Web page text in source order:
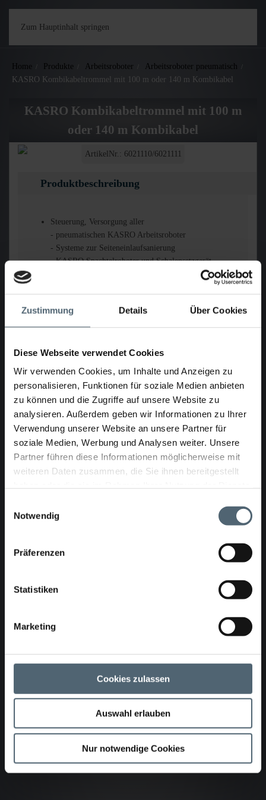
Zustimmung Details Über Cookies
Diese Webseite verwendet Cookies
Wir verwenden Cookies, um Inhalte und Anzeigen zu
personalisieren, Funktionen für soziale Medien anbieten
zu können und die Zugriffe auf unsere Website zu
analysieren. Außerdem geben wir Informationen zu Ihrer
Verwendung unserer Website an unsere Partner für
soziale Medien, Werbung und Analysen weiter. Unsere
Partner führen diese Informationen möglicherweise mit
weiteren Daten zusammen, die Sie ihnen bereitgestellt
Notwendig
Präferenzen
Statistiken
Marketing
Cookies zulassen
Auswahl erlauben
Nur notwendige Cookies
Zum Hauptinhalt springen
Home Produkte Arbeitsroboter
Arbeitsroboter pneumatisch
KASRO Kombikabeltrommel mit 100 m oder 140 m Kombikabel
KASRO Kombikabeltrommel mit 100 m
oder 140 m Kombikabel
ArtikelNr.: 6021110/6021111
Produktbeschreibung
Steuerung, Versorgung aller
- pneumatischen KASRO Arbeitsroboter
- Systeme zur Seiteneinlaufsanierung
- KASRO Spachtelroboter und Schalensetzgerät
Kombikabel enthält alle Leitungen: Stromleitungen,
werden
100 m Kombikabel (ø 40 mm)
Technische Daten
Maße
Gewicht
230V/50Hz/10A; Druckluft 2,5 m³/min 12 bar
Kombikabel
16x20mm, 12x1,5mm², 18x0,5mm², 4x2x0,25mm²
Außenmantel PUR kevlarverstärkt